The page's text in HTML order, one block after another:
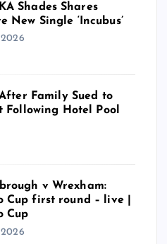
n
t
n
Shades Shares
New Single ‘Incubus’
Family Sued to
Following Hotel Pool
v Wrexham:
Cup first round – live |
Cup